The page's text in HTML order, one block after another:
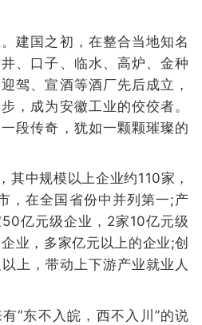
建国之初，在整合当地知名
、口子、临水、高炉、金种
驾、宣酒等酒厂先后成立，
，成为安徽工业的佼佼者。
段传奇，犹如一颗颗璀璨的
中规模以上企业约110家，
，在全国省份中并列第一;产
亿元级企业，2家10亿元级
业，多家亿元以上的企业;创
上，带动上下游产业就业人
“东不入皖，西不入川”的说